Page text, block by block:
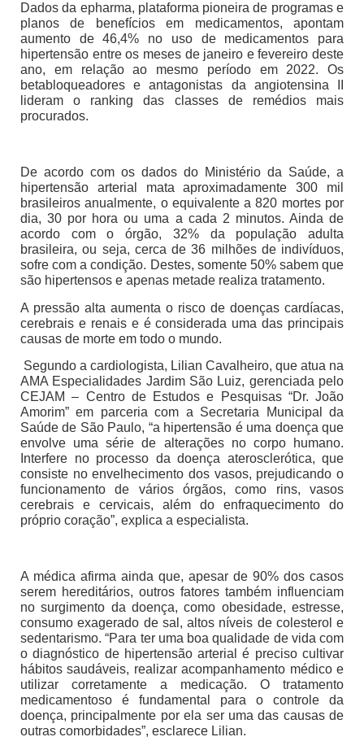
Dados da epharma, plataforma pioneira de programas e
planos de benefícios em medicamentos, apontam
aumento de 46,4% no uso de medicamentos para
hipertensão entre os meses de janeiro e fevereiro deste
ano, em relação ao mesmo período em 2022. Os
betabloqueadores e antagonistas da angiotensina II
lideram o ranking das classes de remédios mais
procurados.
De acordo com os dados do Ministério da Saúde, a
hipertensão arterial mata aproximadamente 300 mil
brasileiros anualmente, o equivalente a 820 mortes por
dia, 30 por hora ou uma a cada 2 minutos. Ainda de
acordo com o órgão, 32% da população adulta
brasileira, ou seja, cerca de 36 milhões de indivíduos,
sofre com a condição. Destes, somente 50% sabem que
são hipertensos e apenas metade realiza tratamento.
A pressão alta aumenta o risco de doenças cardíacas,
cerebrais e renais e é considerada uma das principais
causas de morte em todo o mundo.
Segundo a cardiologista, Lilian Cavalheiro, que atua na
AMA Especialidades Jardim São Luiz, gerenciada pelo
CEJAM – Centro de Estudos e Pesquisas “Dr. João
Amorim” em parceria com a Secretaria Municipal da
Saúde de São Paulo, “a hipertensão é uma doença que
envolve uma série de alterações no corpo humano.
Interfere no processo da doença aterosclerótica, que
consiste no envelhecimento dos vasos, prejudicando o
funcionamento de vários órgãos, como rins, vasos
cerebrais e cervicais, além do enfraquecimento do
próprio coração”, explica a especialista.
A médica afirma ainda que, apesar de 90% dos casos
serem hereditários, outros fatores também influenciam
no surgimento da doença, como obesidade, estresse,
consumo exagerado de sal, altos níveis de colesterol e
sedentarismo. “Para ter uma boa qualidade de vida com
o diagnóstico de hipertensão arterial é preciso cultivar
hábitos saudáveis, realizar acompanhamento médico e
utilizar corretamente a medicação. O tratamento
medicamentoso é fundamental para o controle da
doença, principalmente por ela ser uma das causas de
outras comorbidades”, esclarece Lilian.